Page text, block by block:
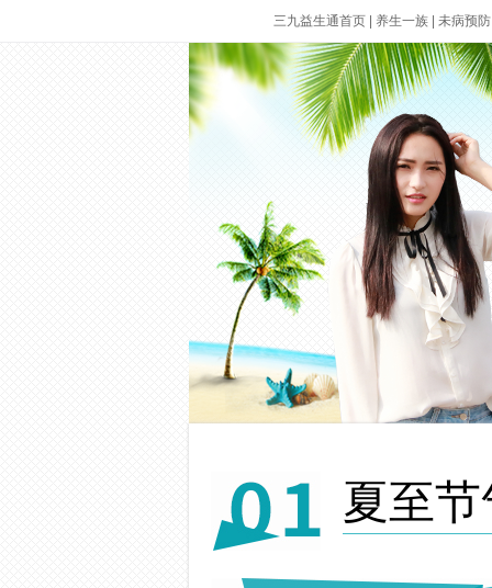
三九益生通首页 养生一族 未病预
夏至